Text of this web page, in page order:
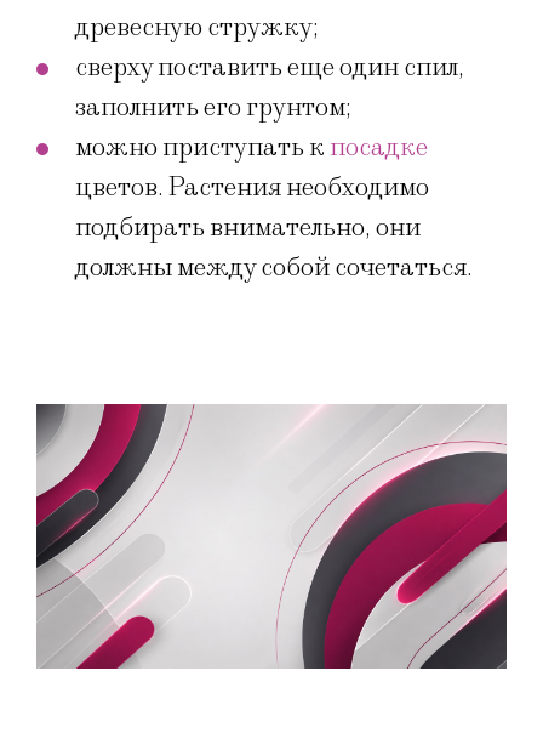
древесную стружку;
сверху поставить еще один спил,
заполнить его грунтом;
можно приступать к посадке
цветов. Растения необходимо
подбирать внимательно, они
должны между собой сочетаться.